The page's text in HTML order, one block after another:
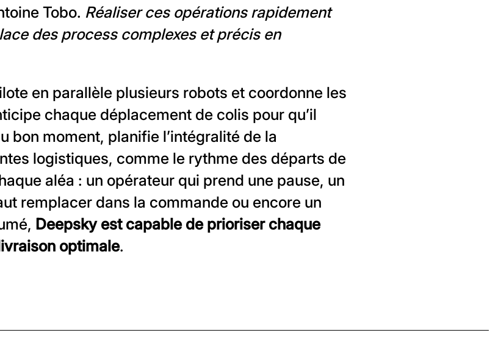
Tobo. Réaliser ces opérations rapidement
des process complexes et précis en
en parallèle plusieurs robots et coordonne les
chaque déplacement de colis pour qu’il
bon moment, planifie l’intégralité de la
logistiques, comme le rythme des départs de
aléa : un opérateur qui prend une pause, un
remplacer dans la commande ou encore un
Deepsky est capable de prioriser chaque
optimale.